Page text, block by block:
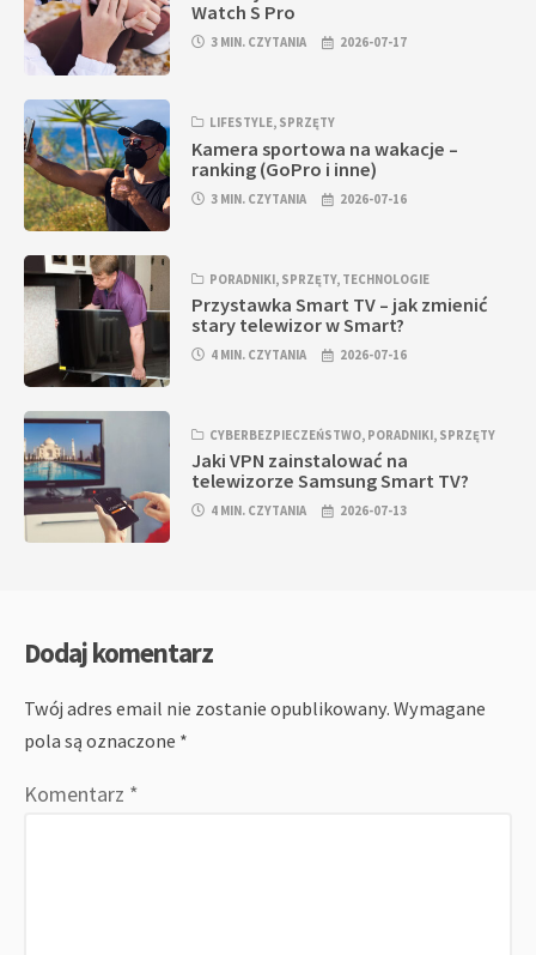
Watch S Pro
3 MIN. CZYTANIA 2026-07-17
LIFESTYLE, SPRZĘTY
Kamera sportowa na wakacje –
ranking (GoPro i inne)
3 MIN. CZYTANIA 2026-07-16
PORADNIKI, SPRZĘTY, TECHNOLOGIE
Przystawka Smart TV – jak zmienić
stary telewizor w Smart?
4 MIN. CZYTANIA 2026-07-16
CYBERBEZPIECZEŃSTWO, PORADNIKI, SPRZĘTY
Jaki VPN zainstalować na
telewizorze Samsung Smart TV?
4 MIN. CZYTANIA 2026-07-13
Dodaj komentarz
Twój adres email nie zostanie opublikowany. Wymagane
pola są oznaczone *
Komentarz *